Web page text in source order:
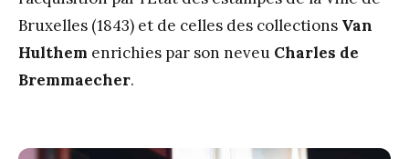
Bruxelles (1843) et de celles des collections Van
Hulthem enrichies par son neveu Charles de
Bremmaecher.